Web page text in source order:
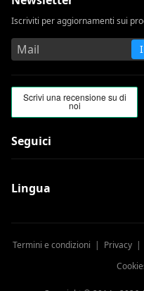
Iscriviti per aggiornamenti sui
Seguici
Lingua
Termini e condizioni | Privacy |